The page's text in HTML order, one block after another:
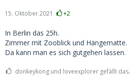
15. Oktober 2021 +2
In Berlin das 25h.
Zimmer mit Zooblick und Hängematte.
Da kann man es sich gutgehen lassen.
donkeykong und loveexplorer gefällt das.